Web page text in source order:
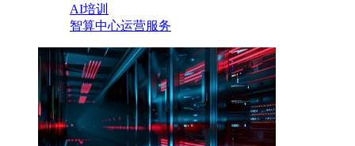
AI培训
智算中心运营服务